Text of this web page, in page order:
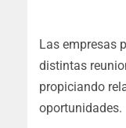
Las empresas
distintas
propiciando
oportunidades.